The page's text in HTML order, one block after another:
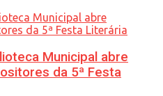
Municipal abre
da 5ª Festa